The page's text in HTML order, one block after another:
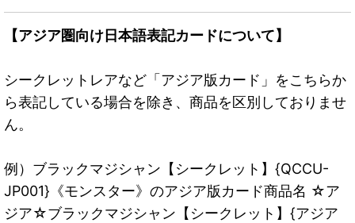
【アジア圏向け日本語表記カードについて】
シークレットレアなど「アジア版カード」をこちらか
ら表記している場合を除き、商品を区別しておりませ
ん。
例）ブラックマジシャン【シークレット】{QCCU-
JP001}《モンスター》のアジア版カード商品名 ☆ア
ジア☆ブラックマジシャン【シークレット】{アジア